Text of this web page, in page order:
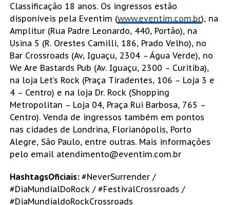
Classificação 18 anos. Os ingressos estão
disponíveis pela Eventim (www.eventim.com.br), na
Amplitur (Rua Padre Leonardo, 440, Portão), na
Usina 5 (R. Orestes Camilli, 186, Prado Velho), no
Bar Crossroads (Av, Iguaçu, 2304 – Água Verde), no
We Are Bastards Pub (Av. Iguaçu, 2300 – Curitiba),
na loja Let’s Rock (Praça Tiradentes, 106 – Loja 3 e
4 – Centro) e na loja Dr. Rock (Shopping
Metropolitan – Loja 04, Praça Rui Barbosa, 765 –
Centro). Venda de ingressos também em pontos
nas cidades de Londrina, Florianópolis, Porto
Alegre, São Paulo, entre outras. Mais informações
pelo email atendimento@eventim.com.br
HashtagsOficiais: #NeverSurrender /
#DiaMundialDoRock / #FestivalCrossroads /
#DiaMundialdoRockCrossroads